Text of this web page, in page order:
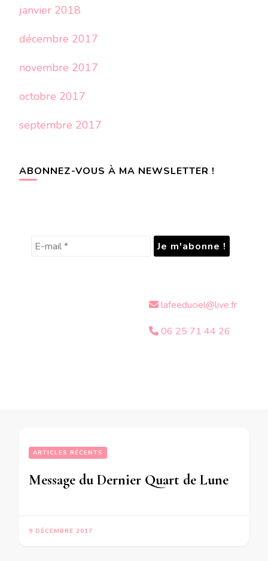
janvier 2018
décembre 2017
novembre 2017
octobre 2017
septembre 2017
ABONNEZ-VOUS À MA NEWSLETTER !
lafeeduciel@live.fr
06 25 71 44 26
ARTICLES RÉCENTS
9 DÉCEMBRE 2017